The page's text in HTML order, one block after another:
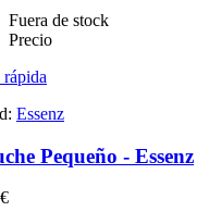
Fuera de stock
Precio
Essenz
Pequeño - Essenz